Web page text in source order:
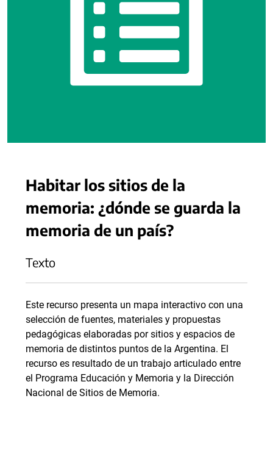
Habitar los sitios de la
memoria: ¿dónde se guarda la
memoria de un país?
Texto
Este recurso presenta un mapa interactivo con una
selección de fuentes, materiales y propuestas
pedagógicas elaboradas por sitios y espacios de
memoria de distintos puntos de la Argentina. El
recurso es resultado de un trabajo articulado entre
el Programa Educación y Memoria y la Dirección
Nacional de Sitios de Memoria.